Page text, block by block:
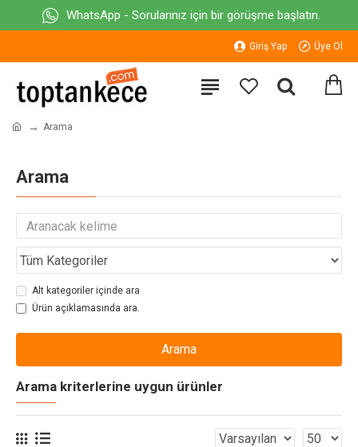
WhatsApp - Sorularınız için bir görüşme başlatın.
Giriş Yap Üye Ol
Arama
Arama
Alt kategoriler içinde ara
Ürün açıklamasında ara.
Arama
Arama kriterlerine uygun ürünler